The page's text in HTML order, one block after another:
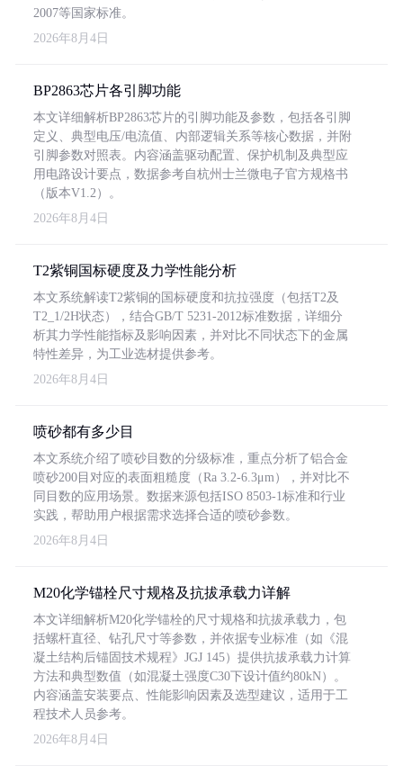
2007等国家标准。
2026年8月4日
BP2863芯片各引脚功能
本文详细解析BP2863芯片的引脚功能及参数，包括各引脚
定义、典型电压/电流值、内部逻辑关系等核心数据，并附
引脚参数对照表。内容涵盖驱动配置、保护机制及典型应
用电路设计要点，数据参考自杭州士兰微电子官方规格书
（版本V1.2）。
2026年8月4日
T2紫铜国标硬度及力学性能分析
本文系统解读T2紫铜的国标硬度和抗拉强度（包括T2及
T2_1/2H状态），结合GB/T 5231-2012标准数据，详细分
析其力学性能指标及影响因素，并对比不同状态下的金属
特性差异，为工业选材提供参考。
2026年8月4日
喷砂都有多少目
本文系统介绍了喷砂目数的分级标准，重点分析了铝合金
喷砂200目对应的表面粗糙度（Ra 3.2-6.3μm），并对比不
同目数的应用场景。数据来源包括ISO 8503-1标准和行业
实践，帮助用户根据需求选择合适的喷砂参数。
2026年8月4日
M20化学锚栓尺寸规格及抗拔承载力详解
本文详细解析M20化学锚栓的尺寸规格和抗拔承载力，包
括螺杆直径、钻孔尺寸等参数，并依据专业标准（如《混
凝土结构后锚固技术规程》JGJ 145）提供抗拔承载力计算
方法和典型数值（如混凝土强度C30下设计值约80kN）。
内容涵盖安装要点、性能影响因素及选型建议，适用于工
程技术人员参考。
2026年8月4日